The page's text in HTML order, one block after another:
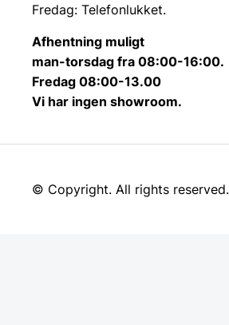
Fredag: Telefonlukket.
Afhentning muligt
man-torsdag fra 08:00-16:00.
Fredag 08:00-13.00
Vi har ingen showroom.
© Copyright. All rights reserved.